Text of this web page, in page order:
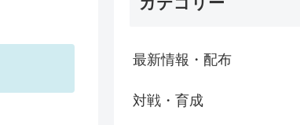
最新情報・配布
対戦・育成